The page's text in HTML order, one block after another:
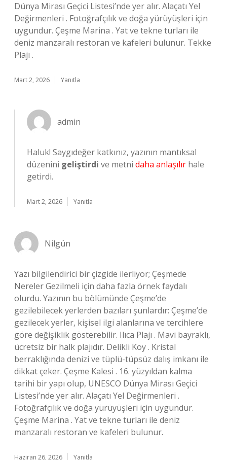
Dünya Mirası Geçici Listesi’nde yer alır. Alaçatı Yel
Değirmenleri . Fotoğrafçılık ve doğa yürüyüşleri için
uygundur. Çeşme Marina . Yat ve tekne turları ile
deniz manzaralı restoran ve kafeleri bulunur. Tekke
Plajı .
Mart 2, 2026 Yanıtla
admin
Haluk! Saygıdeğer katkınız, yazının mantıksal
düzenini geliştirdi ve metni daha anlaşılır hale
getirdi.
Mart 2, 2026 Yanıtla
Nilgün
Yazı bilgilendirici bir çizgide ilerliyor; Çeşmede
Nereler Gezilmeli için daha fazla örnek faydalı
olurdu. Yazının bu bölümünde Çeşme’de
gezilebilecek yerlerden bazıları şunlardır: Çeşme’de
gezilecek yerler, kişisel ilgi alanlarına ve tercihlere
göre değişiklik gösterebilir. Ilıca Plajı . Mavi bayraklı,
ücretsiz bir halk plajıdır. Delikli Koy . Kristal
berraklığında denizi ve tüplü-tüpsüz dalış imkanı ile
dikkat çeker. Çeşme Kalesi . 16. yüzyıldan kalma
tarihi bir yapı olup, UNESCO Dünya Mirası Geçici
Listesi’nde yer alır. Alaçatı Yel Değirmenleri .
Fotoğrafçılık ve doğa yürüyüşleri için uygundur.
Çeşme Marina . Yat ve tekne turları ile deniz
manzaralı restoran ve kafeleri bulunur.
Haziran 26, 2026 Yanıtla